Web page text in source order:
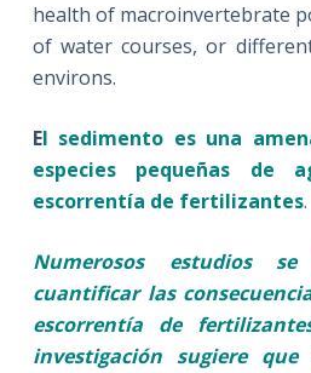
health of macroinvertebrate
of water courses, or
environs.
El sedimento es una
especies pequeñas de
escorrentía de fertilizantes.
Numerosos estudios
cuantificar las
escorrentía de
investigación sugiere